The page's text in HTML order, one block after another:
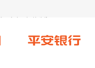
提示的通知